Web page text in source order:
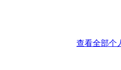
查看全部个